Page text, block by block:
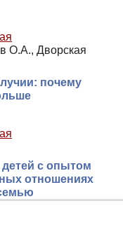
О.А., Дворская
почему
с опытом
отношениях